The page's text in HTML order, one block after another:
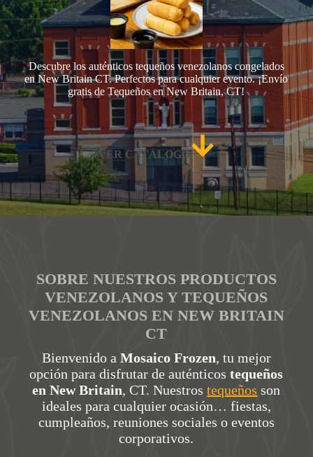
Descubre los auténticos tequeños venezolanos congelados
en New Britain CT. Perfectos para cualquier evento. ¡Envío
gratis de Tequeños en New Britain, CT!
VER CATÁLOGO
SOBRE NUESTROS PRODUCTOS
VENEZOLANOS Y TEQUEÑOS
VENEZOLANOS EN NEW BRITAIN
CT
Bienvenido a Mosaico Frozen, tu mejor
opción para disfrutar de auténticostequeños
en New Britain, CT. Nuestrostequeños son
ideales para cualquier ocasión… fiestas,
cumpleaños, reuniones sociales o eventos
corporativos.